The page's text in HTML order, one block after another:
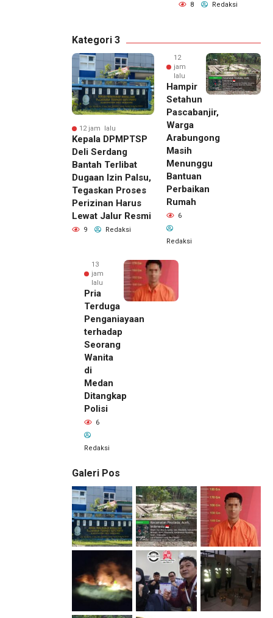
8 Redaksi
Kategori 3
12 jam lalu
Kepala DPMPTSP
Deli Serdang
Bantah Terlibat
Dugaan Izin Palsu,
Tegaskan Proses
Perizinan Harus
Lewat Jalur Resmi
9 Redaksi
12
jam
lalu
Hampir
Setahun
Pascabanjir,
Warga
Arabungong
Masih
Menunggu
Bantuan
Perbaikan
Rumah
6
Redaksi
13
jam
lalu
Pria
Terduga
Penganiayaan
terhadap
Seorang
Wanita
di
Medan
Ditangkap
Polisi
6
Redaksi
Galeri Pos